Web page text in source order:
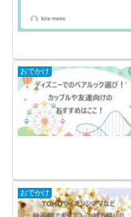
おでかけ
おでかけ